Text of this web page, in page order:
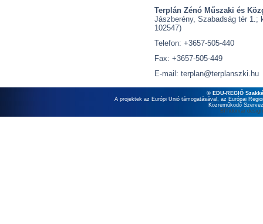
Terplán Zénó Műszaki és
Jászberény, Szabadság tér
102547)
Telefon: +3657-505-440
Fax: +3657-505-449
E-mail: terplan@terplanszki.hu
© EDU-REGIÓ
A projektek az Európi Unió támogatásával, az Európai
Közreműködő
BITidomar design